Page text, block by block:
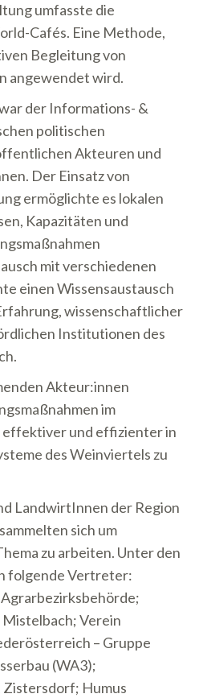
umfasste die
Cafés. Eine Methode,
Begleitung von
angewendet wird.
der Informations- &
politischen
Akteuren und
Der Einsatz von
ermöglichte es lokalen
Kapazitäten und
mit verschiedenen
einen Wissensaustausch
wissenschaftlicher
Institutionen des
Akteur:innen
im
und effizienter in
des Weinviertels zu
LandwirtInnen der Region
sich um
zu arbeiten. Unter den
folgende Vertreter:
Verein
– Gruppe
(WA3);
Humus